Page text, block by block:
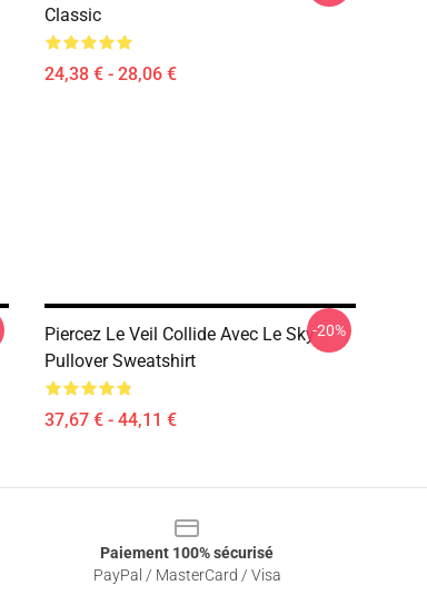
Classic
24,38 € - 28,06 €
Piercez Le Veil Collide Avec Le Sky
Pullover Sweatshirt
37,67 € - 44,11 €
-20%
Paiement 100% sécurisé
PayPal / MasterCard / Visa